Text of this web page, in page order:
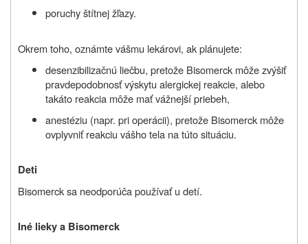
poruchy štítnej žľazy.
Okrem toho, oznámte vášmu lekárovi, ak plánujete:
desenzibilizačnú liečbu, pretože Bisomerck môže zvýšiť
pravdepodobnosť výskytu alergickej reakcie, alebo
takáto reakcia môže mať vážnejší priebeh,
anestéziu (napr. pri operácii), pretože Bisomerck môže
ovplyvniť reakciu vášho tela na túto situáciu.
Deti
Bisomerck sa neodporúča používať u detí.
Iné lieky a Bisomerck